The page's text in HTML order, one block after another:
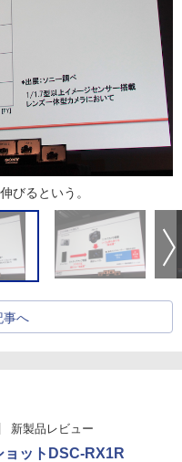
びるという。
事へ
新製品レビュー
ョットDSC-RX1R